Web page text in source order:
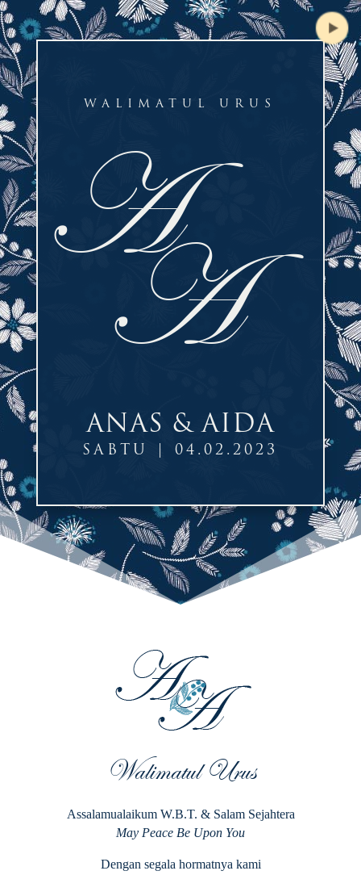
WALIMATUL URUS
A
A
ANAS & AIDA
SABTU | 04.02.2023
Walimatul Urus
Assalamualaikum W.B.T. & Salam Sejahtera
May Peace Be Upon You
Dengan segala hormatnya kami